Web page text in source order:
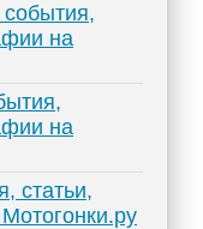
события,
на
на
статьи,